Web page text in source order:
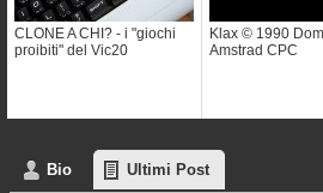
CLONE A CHI? - i "giochi
proibiti" del Vic20
Klax © 1990
Amstrad CPC
Bio Ultimi Post